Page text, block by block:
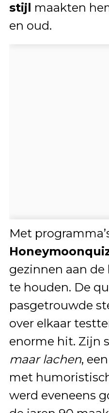
stijl maakten
en oud.
Met
gezinnen aan
te houden. De
pasgetrouwde
over elkaar
enorme hit. Zijn
maar lachen,
met
werd eveneens